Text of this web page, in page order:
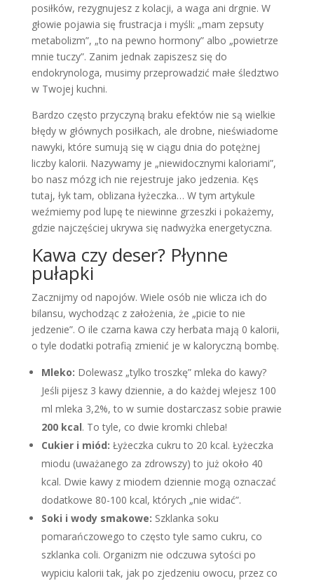
posiłków, rezygnujesz z kolacji, a waga ani drgnie. W
głowie pojawia się frustracja i myśli: „mam zepsuty
metabolizm”, „to na pewno hormony” albo „powietrze
mnie tuczy”. Zanim jednak zapiszesz się do
endokrynologa, musimy przeprowadzić małe śledztwo
w Twojej kuchni.
Bardzo często przyczyną braku efektów nie są wielkie
błędy w głównych posiłkach, ale drobne, nieświadome
nawyki, które sumują się w ciągu dnia do potężnej
liczby kalorii. Nazywamy je „niewidocznymi kaloriami”,
bo nasz mózg ich nie rejestruje jako jedzenia. Kęs
tutaj, łyk tam, oblizana łyżeczka… W tym artykule
weźmiemy pod lupę te niewinne grzeszki i pokażemy,
gdzie najczęściej ukrywa się nadwyżka energetyczna.
Kawa czy deser? Płynne
pułapki
Zacznijmy od napojów. Wiele osób nie wlicza ich do
bilansu, wychodząc z założenia, że „picie to nie
jedzenie”. O ile czarna kawa czy herbata mają 0 kalorii,
o tyle dodatki potrafią zmienić je w kaloryczną bombę.
Mleko: Dolewasz „tylko troszkę” mleka do kawy?
Jeśli pijesz 3 kawy dziennie, a do każdej wlejesz 100
ml mleka 3,2%, to w sumie dostarczasz sobie prawie
200 kcal. To tyle, co dwie kromki chleba!
Cukier i miód: Łyżeczka cukru to 20 kcal. Łyżeczka
miodu (uważanego za zdrowszy) to już około 40
kcal. Dwie kawy z miodem dziennie mogą oznaczać
dodatkowe 80-100 kcal, których „nie widać”.
Soki i wody smakowe: Szklanka soku
pomarańczowego to często tyle samo cukru, co
szklanka coli. Organizm nie odczuwa sytości po
wypiciu kalorii tak, jak po zjedzeniu owocu, przez co